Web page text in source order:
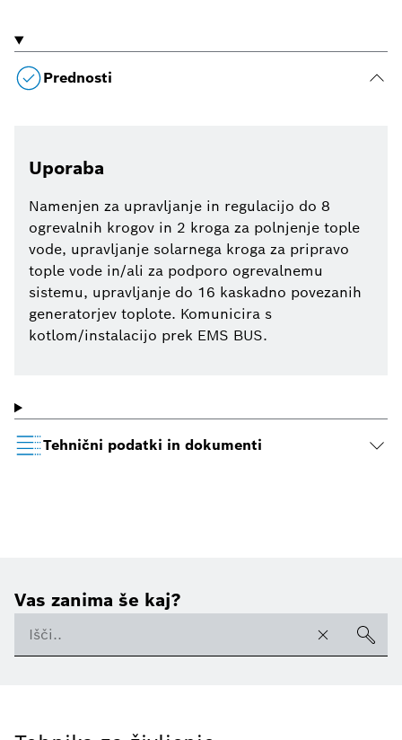
Prednosti
Uporaba
Namenjen za upravljanje in regulacijo do 8
ogrevalnih krogov in 2 kroga za polnjenje tople
vode, upravljanje solarnega kroga za pripravo
tople vode in/ali za podporo ogrevalnemu
sistemu, upravljanje do 16 kaskadno povezanih
generatorjev toplote. Komunicira s
kotlom/instalacijo prek EMS BUS.
Tehnični podatki in dokumenti
Vas zanima še kaj?